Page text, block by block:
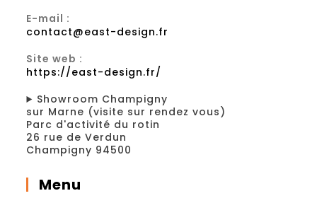
E-mail :
contact@east-design.fr
Site web :
https://east-design.fr/
Showroom Champigny
sur Marne (visite sur rendez vous)
Parc d'activité du rotin
26 rue de Verdun
Champigny 94500
Menu